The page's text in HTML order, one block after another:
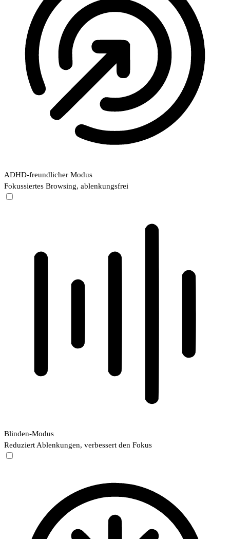
ADHD-freundlicher Modus
Fokussiertes Browsing, ablenkungsfrei
Blinden-Modus
Reduziert Ablenkungen, verbessert den Fokus